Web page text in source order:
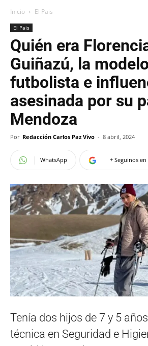
Inicio El Pais
El Pais
Quién era
Guiñazú, la
futbolista e
asesinada por su
Mendoza
Por Redacción Carlos Paz Vivo - 8 abril, 2024
WhatsApp + Seguinos
Tenía dos hijos de 7 y 5
técnica en Seguridad e